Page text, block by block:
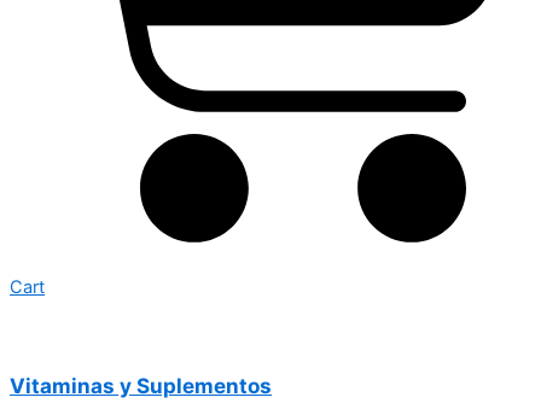
Cart
Vitaminas y Suplementos